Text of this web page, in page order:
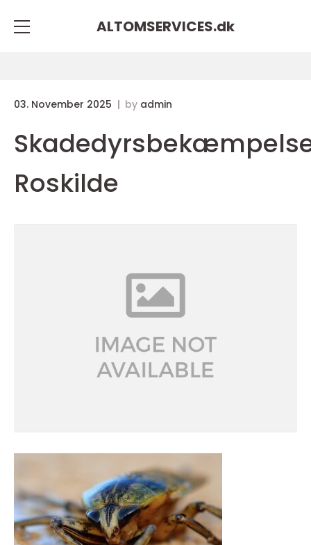
ALTOMSERVICES.dk
03. November 2025 by admin
Roskilde